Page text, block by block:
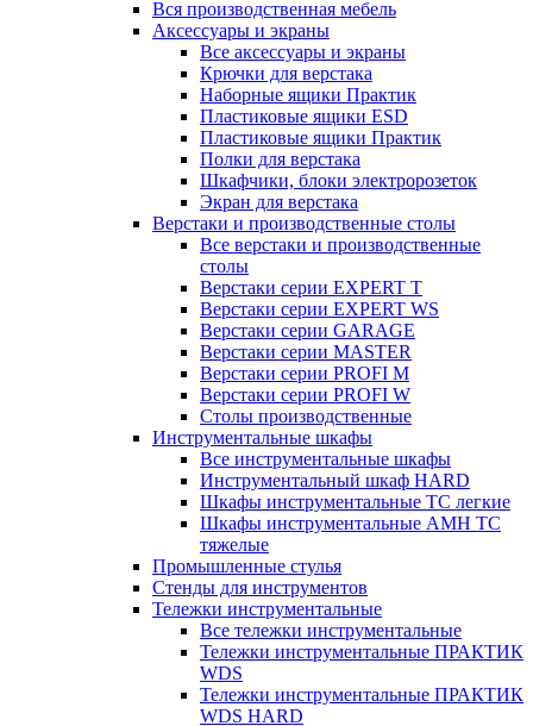
Вся производственная мебель
Аксессуары и экраны
Все аксессуары и экраны
Крючки для верстака
Наборные ящики Практик
Пластиковые ящики ESD
Пластиковые ящики Практик
Полки для верстака
Шкафчики, блоки электророзеток
Экран для верстака
Верстаки и производственные столы
Все верстаки и производственные
столы
Верстаки серии EXPERT T
Верстаки серии EXPERT WS
Верстаки серии GARAGE
Верстаки серии MASTER
Верстаки серии PROFI M
Верстаки серии PROFI W
Столы производственные
Инструментальные шкафы
Все инструментальные шкафы
Инструментальный шкаф HARD
Шкафы инструментальные ТС легкие
Шкафы инструментальные AMH TC
тяжелые
Промышленные стулья
Стенды для инструментов
Тележки инструментальные
Все тележки инструментальные
Тележки инструментальные ПРАКТИК
WDS
Тележки инструментальные ПРАКТИК
WDS HARD